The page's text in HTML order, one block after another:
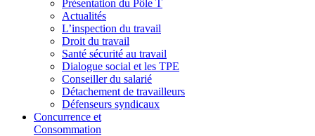
Présentation du Pôle T
Actualités
L’inspection du travail
Droit du travail
Santé sécurité au travail
Dialogue social et les TPE
Conseiller du salarié
Détachement de travailleurs
Défenseurs syndicaux
Concurrence et
Consommation